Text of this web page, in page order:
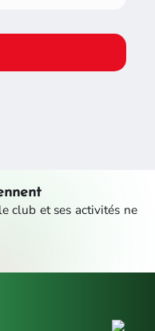
club et ses activités ne